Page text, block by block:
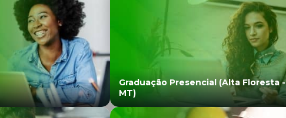
Graduação Presencial (Alta Floresta -
MT)